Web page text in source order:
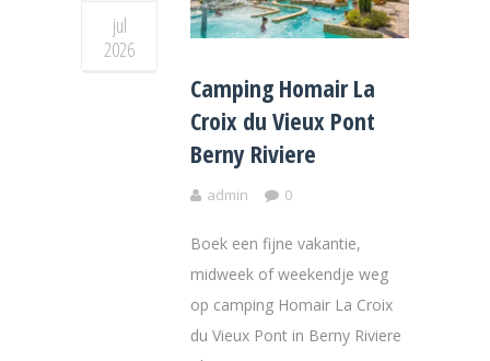
jul
2026
Camping Homair La
Croix du Vieux Pont
Berny Riviere
admin 0
Boek een fijne vakantie,
midweek of weekendje weg
op camping Homair La Croix
du Vieux Pont in Berny Riviere